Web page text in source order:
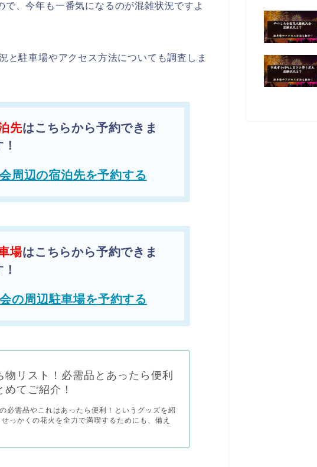
、今年も一番気になるのが混雑状況ですよ
と駐車場やアクセス方法についても調査しま
先はこちらから予約できま
周辺の宿泊先を予約する
場はこちらから予約できま
の周辺駐車場を予約する
物リスト！必需品とあったら便利
てご紹介！
必需品やこれはあったら便利！というグッズを紹
っかくの花火を全力で満喫するためにも、備え